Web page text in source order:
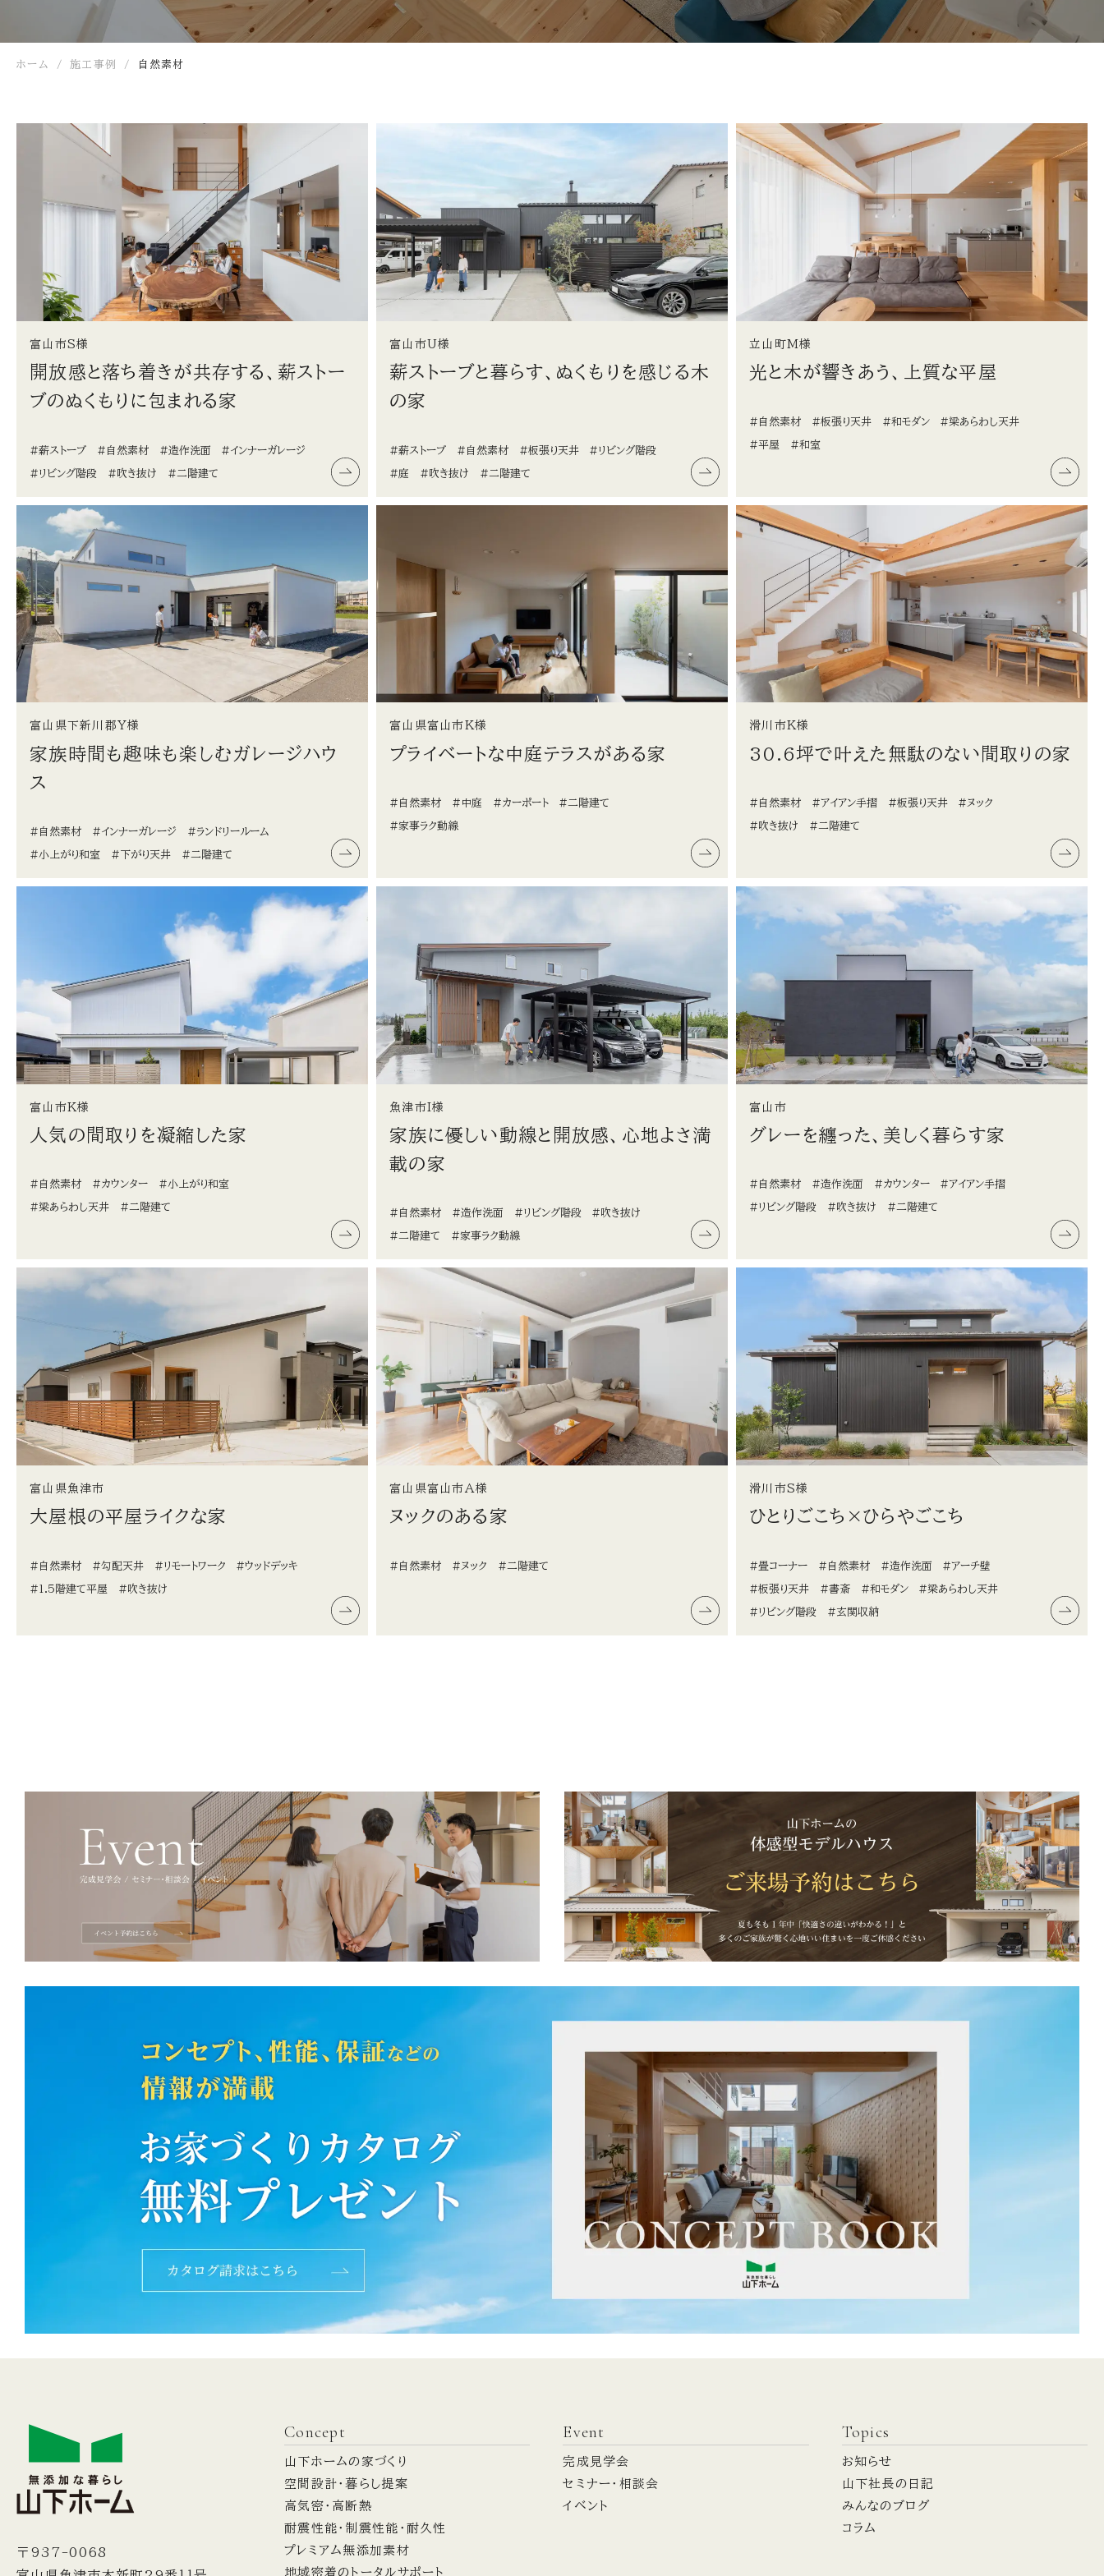
ホーム 施工事例 自然素材
富山市S様
開放感と落ち着きが共存する、薪ストー
ブのぬくもりに包まれる家
#薪ストーブ #自然素材 #造作洗面 #インナーガレージ
#リビング階段 #吹き抜け #二階建て
富山市U様
薪ストーブと暮らす、ぬくもりを感じる木
の家
#薪ストーブ #自然素材 #板張り天井 #リビング階段
#庭 #吹き抜け #二階建て
立山町M様
光と木が響きあう、上質な平屋
#自然素材 #板張り天井 #和モダン #梁あらわし天井
#平屋 #和室
富山県下新川郡Y様
家族時間も趣味も楽しむガレージハウ
ス
#自然素材 #インナーガレージ #ランドリールーム
#小上がり和室 #下がり天井 #二階建て
富山県富山市K様
プライベートな中庭テラスがある家
#自然素材 #中庭 #カーポート #二階建て
#家事ラク動線
滑川市K様
30.6坪で叶えた無駄のない間取りの家
#自然素材 #アイアン手摺 #板張り天井 #ヌック
#吹き抜け #二階建て
富山市K様
人気の間取りを凝縮した家
#自然素材 #カウンター #小上がり和室
#梁あらわし天井 #二階建て
魚津市I様
家族に優しい動線と開放感、心地よさ満
載の家
#自然素材 #造作洗面 #リビング階段 #吹き抜け
#二階建て #家事ラク動線
富山市
グレーを纏った、美しく暮らす家
#自然素材 #造作洗面 #カウンター #アイアン手摺
#リビング階段 #吹き抜け #二階建て
富山県魚津市
大屋根の平屋ライクな家
#自然素材 #勾配天井 #リモートワーク #ウッドデッキ
#1.5階建て平屋 #吹き抜け
富山県富山市A様
ヌックのある家
#自然素材 #ヌック #二階建て
滑川市S様
ひとりごこち×ひらやごこち
#畳コーナー #自然素材 #造作洗面 #アーチ壁
#板張り天井 #書斎 #和モダン #梁あらわし天井
#リビング階段 #玄関収納
〒937-0068
Concept
山下ホームの家づくり
空間設計・暮らし提案
高気密・高断熱
耐震性能・制震性能・耐久性
プレミアム無添加素材
地域密着のトータルサポート
Event
完成見学会
セミナー・相談会
イベント
Topics
お知らせ
山下社長の日記
みんなのブログ
コラム